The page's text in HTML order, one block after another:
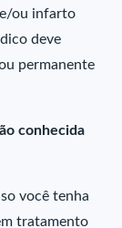
e/ou infarto
deve
permanente
conhecida
você tenha
tratamento